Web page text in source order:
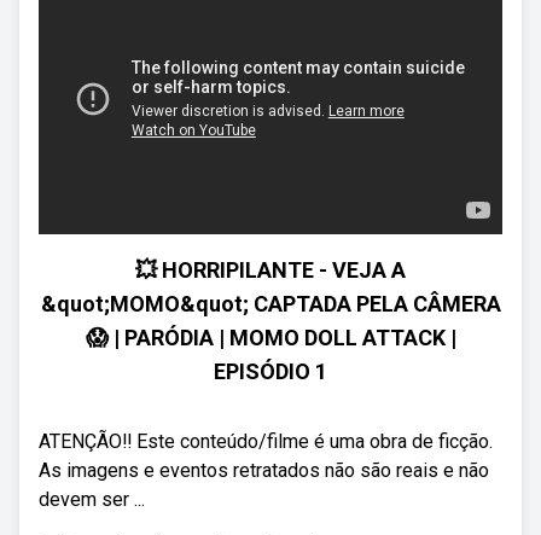
💥 HORRIPILANTE - VEJA A
&quot;MOMO&quot; CAPTADA PELA CÂMERA
😱 | PARÓDIA | MOMO DOLL ATTACK |
EPISÓDIO 1
ATENÇÃO‼️ Este conteúdo/filme é uma obra de ficção.
As imagens e eventos retratados não são reais e não
devem ser ...